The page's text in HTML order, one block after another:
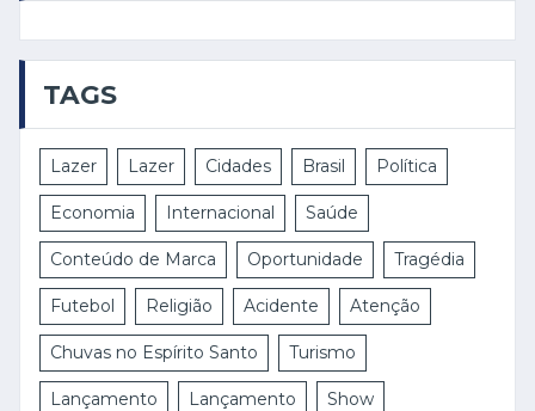
TAGS
Lazer Lazer Cidades Brasil Política
Economia Internacional Saúde
Conteúdo de Marca Oportunidade Tragédia
Futebol Religião Acidente Atenção
Chuvas no Espírito Santo Turismo
Lançamento Lançamento Show